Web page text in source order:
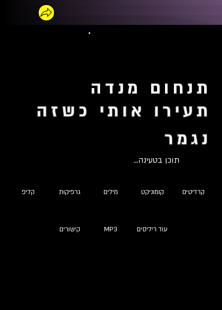
תנחום מנדה
תעירו אותי כשזה
נגמר
תוכן בטעינה...
קליפ גרפיקות מילים קומוניקט קרדיטים
קישורים MP3 עוד ריליסים